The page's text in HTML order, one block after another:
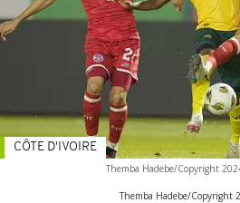
Themba Hadebe/Copyright
Themba Hadebe/Copyright
CÔTE D'IVOIRE